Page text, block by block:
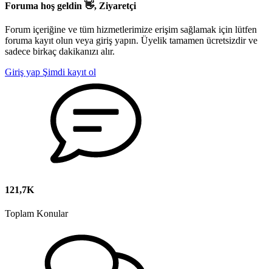
Foruma hoş geldin 👋, Ziyaretçi
Forum içeriğine ve tüm hizmetlerimize erişim sağlamak için lütfen
foruma kayıt olun veya giriş yapın. Üyelik tamamen ücretsizdir ve
sadece birkaç dakikanızı alır.
Giriş yap Şimdi kayıt ol
121,7K
Toplam Konular